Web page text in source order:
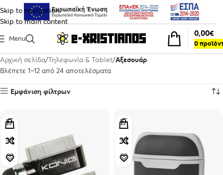
Skip to navigation
Skip to main content
Menu
0
0,00€
Αρχική σελίδα Τηλεφωνία & Tablet Αξεσουάρ
Βλέπετε 1–12 από 24 αποτελέσματα
Εμφάνιση φίλτρων